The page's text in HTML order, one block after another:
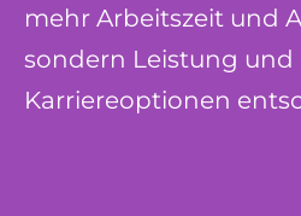
mehr Arbeitszeit und
sondern Leistung
Karriereoptionen